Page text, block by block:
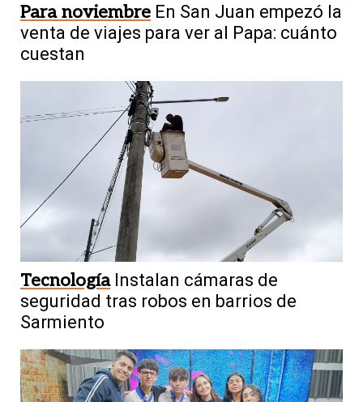
Para noviembre En San Juan empezó la
venta de viajes para ver al Papa: cuánto
cuestan
Tecnología Instalan cámaras de
seguridad tras robos en barrios de
Sarmiento